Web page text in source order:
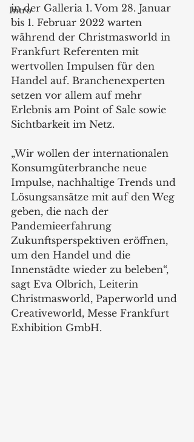
Intro
in der Galleria 1. Vom 28. Januar
bis 1. Februar 2022 warten
während der Christmasworld in
Frankfurt Referenten mit
wertvollen Impulsen für den
Handel auf. Branchenexperten
setzen vor allem auf mehr
Erlebnis am Point of Sale sowie
Sichtbarkeit im Netz.
„Wir wollen der internationalen
Konsumgüterbranche neue
Impulse, nachhaltige Trends und
Lösungsansätze mit auf den Weg
geben, die nach der
Pandemieerfahrung
Zukunftsperspektiven eröffnen,
um den Handel und die
Innenstädte wieder zu beleben“,
sagt Eva Olbrich, Leiterin
Christmasworld, Paperworld und
Creativeworld, Messe Frankfurt
Exhibition GmbH.